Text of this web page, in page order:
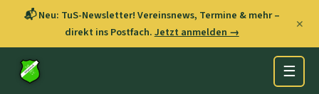
📬 Neu: TuS-Newsletter! Vereinsnews, Termine & mehr –
direkt ins Postfach.Jetzt anmelden →
✕
☰